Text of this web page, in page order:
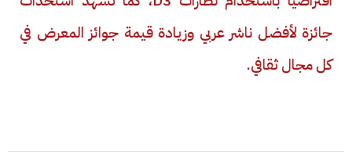
جائزة لأفضل ناشر عربي وزيادة قيمة جوائز المعرض في
كل مجال ثقافي.